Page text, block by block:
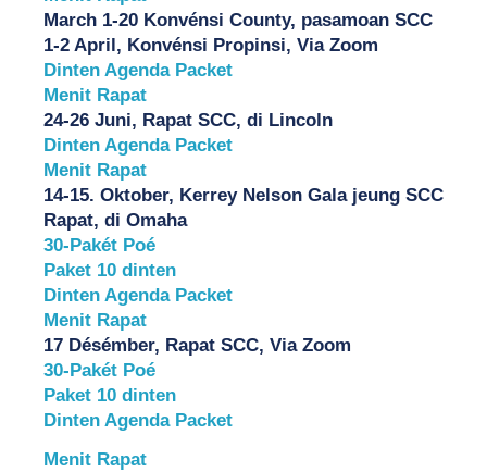
March 1-20 Konvénsi County, pasamoan SCC
1-2 April, Konvénsi Propinsi, Via Zoom
Dinten Agenda Packet
Menit Rapat
24-26 Juni, Rapat SCC, di Lincoln
Dinten Agenda Packet
Menit Rapat
14-15. Oktober, Kerrey Nelson Gala jeung SCC
Rapat, di Omaha
30-Pakét Poé
Paket 10 dinten
Dinten Agenda Packet
Menit Rapat
17 Désémber, Rapat SCC, Via Zoom
30-Pakét Poé
Paket 10 dinten
Dinten Agenda Packet
Menit Rapat